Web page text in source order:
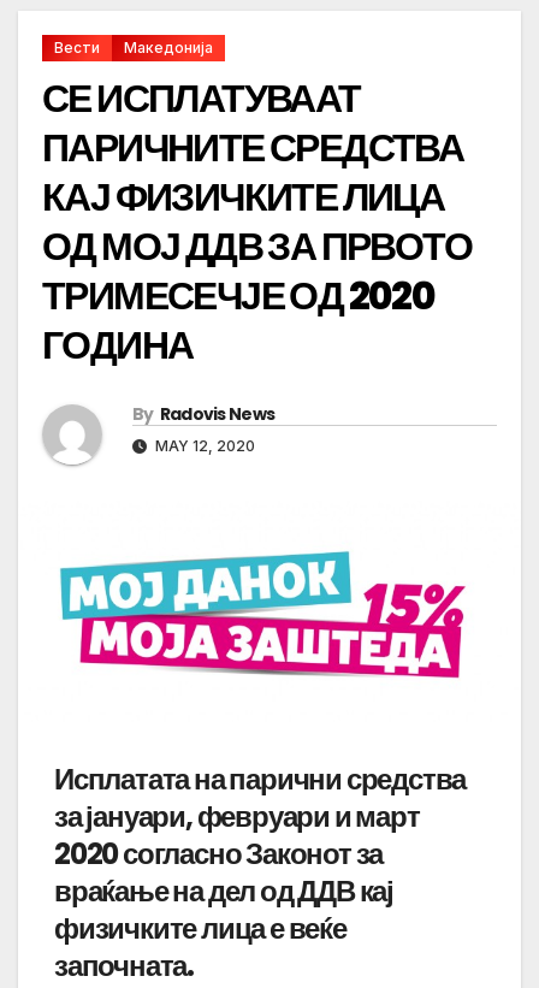
Вести Македонија
СЕ ИСПЛАТУВААТ
ПАРИЧНИТЕ СРЕДСТВА
КАЈ ФИЗИЧКИТЕ ЛИЦА
ОД МОЈ ДДВ ЗА ПРВОТО
ТРИМЕСЕЧЈЕ ОД 2020
ГОДИНА
By Radovis News
MAY 12, 2020
Исплатата на парични средства
за јануари, февруари и март
2020 согласно Законот за
враќање на дел од ДДВ кај
физичките лица е веќе
започната.